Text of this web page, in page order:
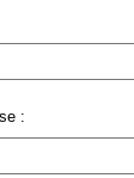
: